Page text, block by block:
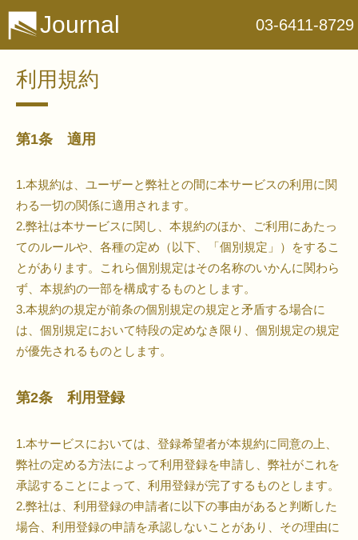
Journal 03-6411-8729
利用規約
第1条 適用
1.本規約は、ユーザーと弊社との間に本サービスの利用に関
わる一切の関係に適用されます。
2.弊社は本サービスに関し、本規約のほか、ご利用にあたっ
てのルールや、各種の定め（以下、「個別規定」）をするこ
とがあります。これら個別規定はその名称のいかんに関わら
ず、本規約の一部を構成するものとします。
3.本規約の規定が前条の個別規定の規定と矛盾する場合に
は、個別規定において特段の定めなき限り、個別規定の規定
が優先されるものとします。
第2条 利用登録
1.本サービスにおいては、登録希望者が本規約に同意の上、
弊社の定める方法によって利用登録を申請し、弊社がこれを
承認することによって、利用登録が完了するものとします。
2.弊社は、利用登録の申請者に以下の事由があると判断した
場合、利用登録の申請を承認しないことがあり、その理由に